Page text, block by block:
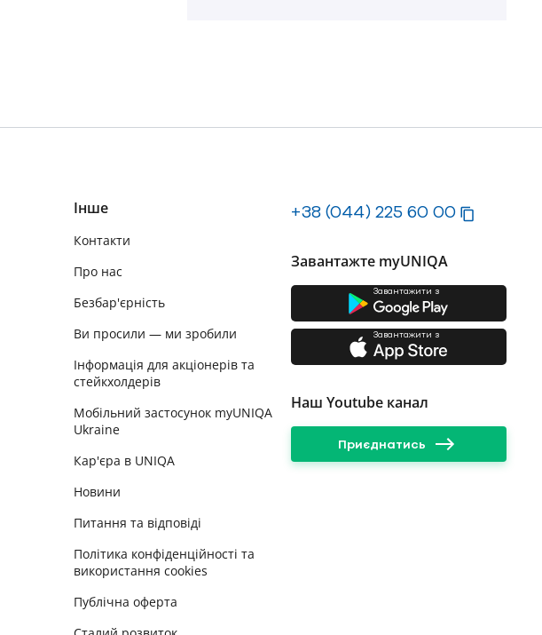
Інше
Контакти
Про нас
Безбар'єрність
Ви просили — ми зробили
Інформація для акціонерів та
стейкхолдерів
Мобільний застосунок myUNIQA
Ukraine
Кар'єра в UNIQA
Новини
Питання та відповіді
Політика конфіденційності та
використання cookies
Публічна оферта
+38 (044) 225 60 00
Завантажте myUNIQA
Завантажити з
Завантажити з
Наш Youtube канал
Приєднатись